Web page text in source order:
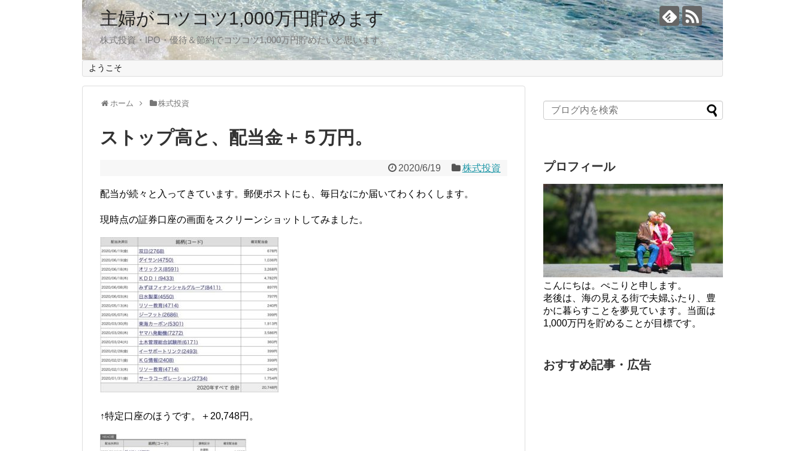
主婦がコツコツ1,000万円貯めます
株式投資・IPO・優待＆節約でコツコツ1,000万円貯めたいと思います。
ようこそ
ホーム 株式投資
ストップ高と、配当金＋５万円。
2020/6/19 株式投資
配当が続々と入ってきています。郵便ポストにも、毎日なにか届いてわくわくします。
現時点の証券口座の画面をスクリーンショットしてみました。
↑特定口座のほうです。＋20,748円。
プロフィール
こんにちは。ぺこりと申します。
老後は、海の見える街で夫婦ふたり、豊
かに暮らすことを夢見ています。当面は
1,000万円を貯めることが目標です。
おすすめ記事・広告